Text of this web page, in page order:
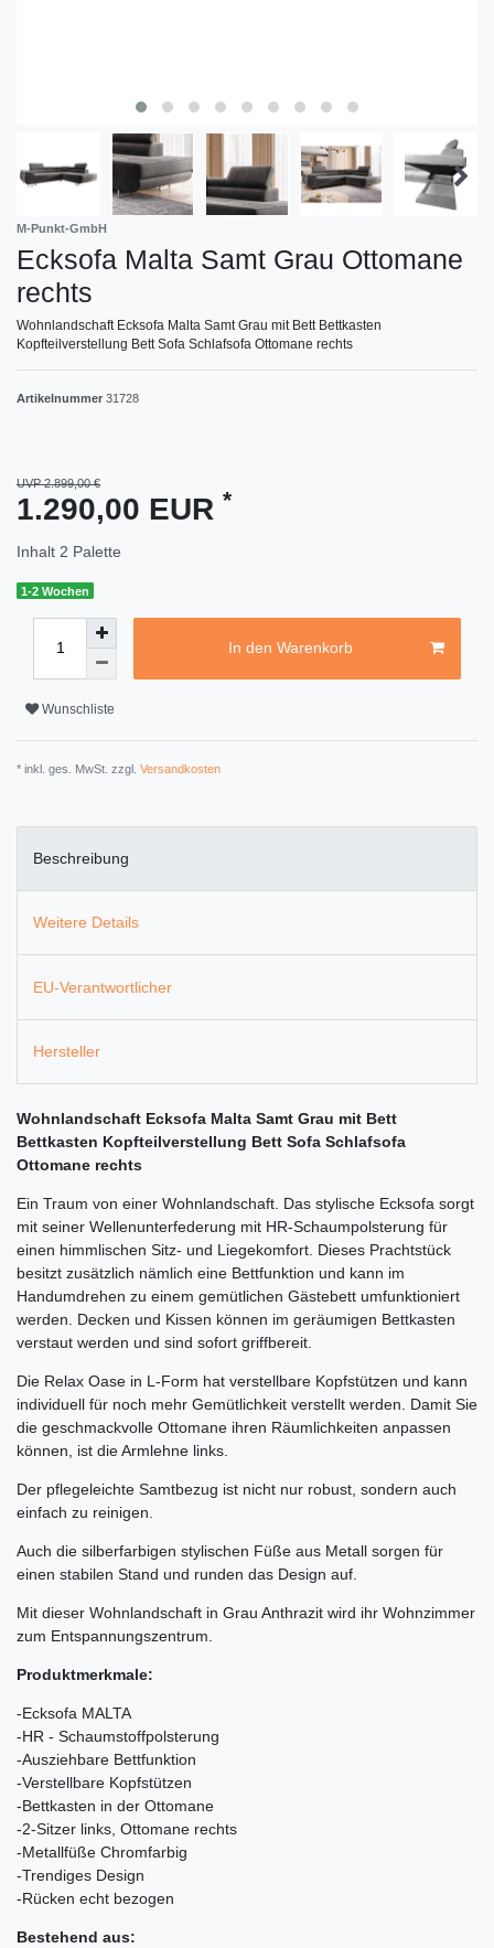
M-Punkt-GmbH
Ecksofa Malta Samt Grau Ottomane
rechts
Wohnlandschaft Ecksofa Malta Samt Grau mit Bett Bettkasten
Kopfteilverstellung Bett Sofa Schlafsofa Ottomane rechts
Artikelnummer 31728
UVP 2.899,00 €
1.290,00 EUR *
Inhalt 2 Palette
1-2 Wochen
In den Warenkorb
Wunschliste
* inkl. ges. MwSt. zzgl. Versandkosten
Beschreibung
Weitere Details
EU-Verantwortlicher
Hersteller
Wohnlandschaft Ecksofa Malta Samt Grau mit Bett
Bettkasten Kopfteilverstellung Bett Sofa Schlafsofa
Ottomane rechts
Ein Traum von einer Wohnlandschaft. Das stylische Ecksofa sorgt
mit seiner Wellenunterfederung mit HR-Schaumpolsterung für
einen himmlischen Sitz- und Liegekomfort. Dieses Prachtstück
besitzt zusätzlich nämlich eine Bettfunktion und kann im
Handumdrehen zu einem gemütlichen Gästebett umfunktioniert
werden. Decken und Kissen können im geräumigen Bettkasten
verstaut werden und sind sofort griffbereit.
Die Relax Oase in L-Form hat verstellbare Kopfstützen und kann
individuell für noch mehr Gemütlichkeit verstellt werden. Damit Sie
die geschmackvolle Ottomane ihren Räumlichkeiten anpassen
können, ist die Armlehne links.
Der pflegeleichte Samtbezug ist nicht nur robust, sondern auch
einfach zu reinigen.
Auch die silberfarbigen stylischen Füße aus Metall sorgen für
einen stabilen Stand und runden das Design auf.
Mit dieser Wohnlandschaft in Grau Anthrazit wird ihr Wohnzimmer
zum Entspannungszentrum.
Produktmerkmale:
-Ecksofa MALTA
-HR - Schaumstoffpolsterung
-Ausziehbare Bettfunktion
-Verstellbare Kopfstützen
-Bettkasten in der Ottomane
-2-Sitzer links, Ottomane rechts
-Metallfüße Chromfarbig
-Trendiges Design
-Rücken echt bezogen
Bestehend aus: